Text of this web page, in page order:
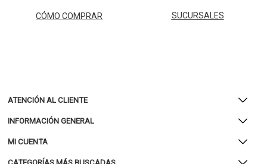
CÓMO COMPRAR SUCURSALES
ATENCIÓN AL CLIENTE
INFORMACIÓN GENERAL
MI CUENTA